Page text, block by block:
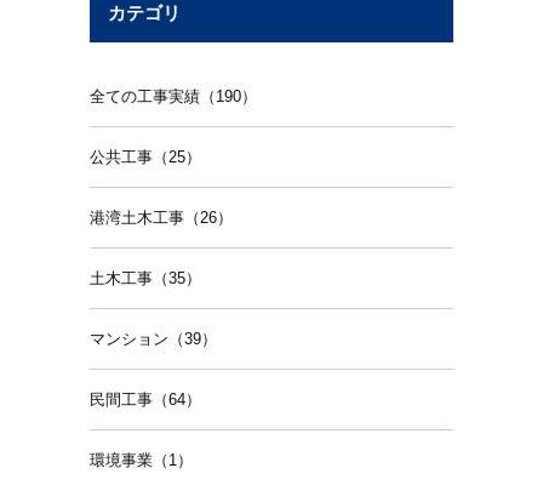
カテゴリ
全ての工事実績（190）
公共工事（25）
港湾土木工事（26）
土木工事（35）
マンション（39）
民間工事（64）
環境事業（1）